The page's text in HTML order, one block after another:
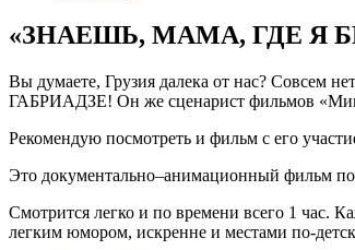
«ЗНАЕШЬ, МАМА, ГДЕ Я
Вы думаете, Грузия далека от нас? Совсем
ГАБРИАДЗЕ! Он же сценарист фильмов
Рекомендую посмотреть и фильм с его
Это документально–анимационный фильм
Смотрится легко и по времени всего 1 час.
легким юмором, искренне и местами по-